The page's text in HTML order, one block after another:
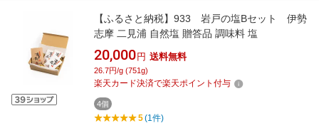
【ふるさと納税】933 岩戸の塩Bセット 伊勢
志摩 二見浦 自然塩 贈答品 調味料 塩
20,000 円 送料無料
26.7円/g (751g)
楽天カード決済で楽天ポイント付与
4個
5(1件)